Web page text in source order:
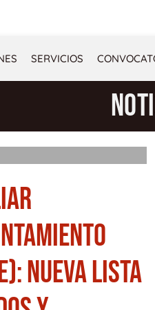
SERVICIOS
NUEVA LISTA